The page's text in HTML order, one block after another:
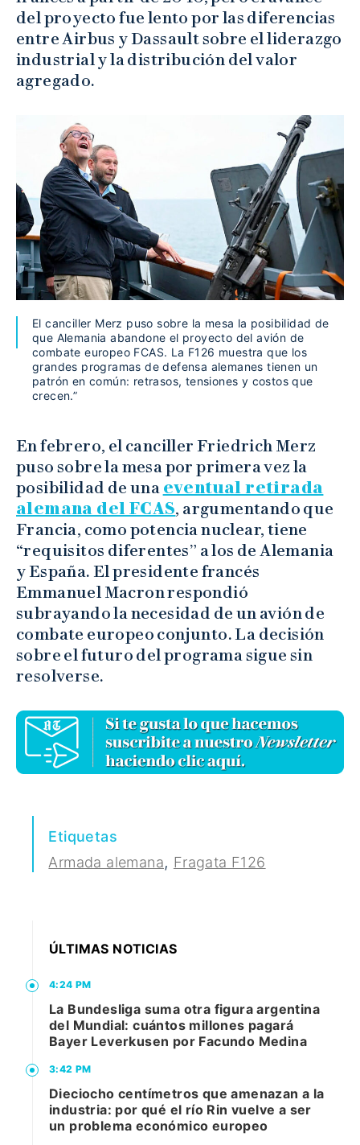
del proyecto fue lento por las diferencias
entre Airbus y Dassault sobre el liderazgo
industrial y la distribución del valor
agregado.
El canciller Merz puso sobre la mesa la posibilidad de
que Alemania abandone el proyecto del avión de
combate europeo FCAS. La F126 muestra que los
grandes programas de defensa alemanes tienen un
patrón en común: retrasos, tensiones y costos que
crecen.”
En febrero, el canciller Friedrich Merz
puso sobre la mesa por primera vez la
posibilidad de una eventual retirada
alemana del FCAS, argumentando que
Francia, como potencia nuclear, tiene
“requisitos diferentes” a los de Alemania
y España. El presidente francés
Emmanuel Macron respondió
subrayando la necesidad de un avión de
combate europeo conjunto. La decisión
sobre el futuro del programa sigue sin
resolverse.
Etiquetas
Armada alemana, Fragata F126
ÚLTIMAS NOTICIAS
4:24 PM
La Bundesliga suma otra figura argentina
del Mundial: cuántos millones pagará
Bayer Leverkusen por Facundo Medina
3:42 PM
Dieciocho centímetros que amenazan a la
industria: por qué el río Rin vuelve a ser
un problema económico europeo